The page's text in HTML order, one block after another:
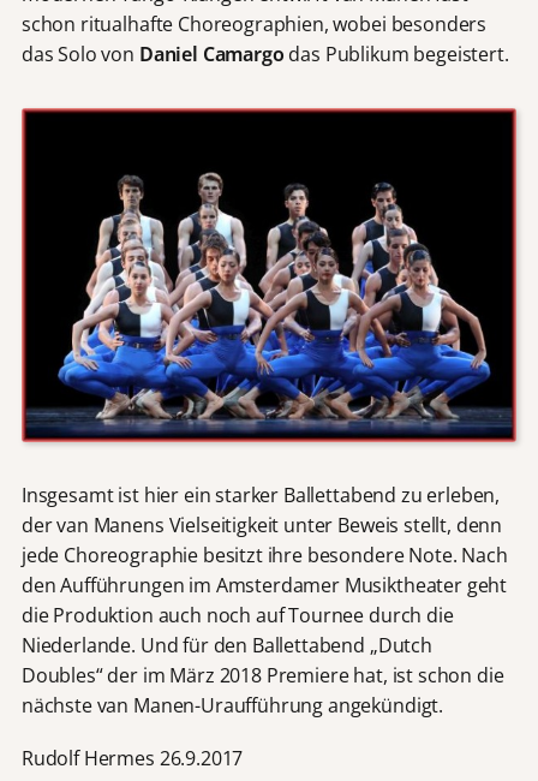
schon ritualhafte Choreographien, wobei besonders
das Solo von Daniel Camargo das Publikum begeistert.
Insgesamt ist hier ein starker Ballettabend zu erleben,
der van Manens Vielseitigkeit unter Beweis stellt, denn
jede Choreographie besitzt ihre besondere Note. Nach
den Aufführungen im Amsterdamer Musiktheater geht
die Produktion auch noch auf Tournee durch die
Niederlande. Und für den Ballettabend „Dutch
Doubles“ der im März 2018 Premiere hat, ist schon die
nächste van Manen-Uraufführung angekündigt.
Rudolf Hermes 26.9.2017